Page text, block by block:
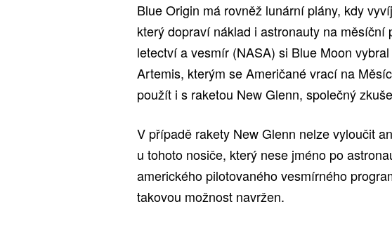
Blue Origin má rovněž lunární plány, kdy
který dopraví náklad i astronauty na
letectví a vesmír (NASA) si Blue Moon
Artemis, kterým se Američané vrací na
použít i s raketou New Glenn, společný
V případě rakety New Glenn nelze vyloučit
u tohoto nosiče, který nese jméno po
amerického pilotovaného vesmírného
takovou možnost navržen.